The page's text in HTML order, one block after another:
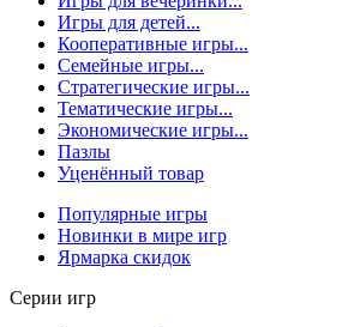
Игры для детей...
Кооперативные игры...
Семейные игры...
Стратегические игры...
Тематические игры...
Экономические игры...
Пазлы
Уценённый товар
Популярные игры
Новинки в мире игр
Ярмарка скидок
Серии игр